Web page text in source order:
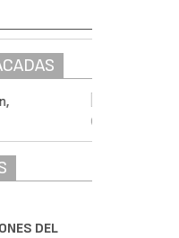
DEL